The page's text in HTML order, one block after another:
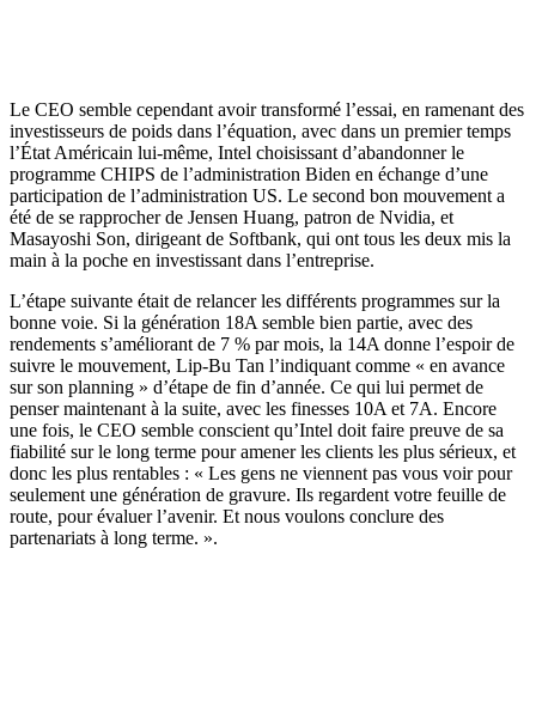
Le CEO semble cependant avoir transformé l’essai, en ramenant des
investisseurs de poids dans l’équation, avec dans un premier temps
l’État Américain lui-même, Intel choisissant d’abandonner le
programme CHIPS de l’administration Biden en échange d’une
participation de l’administration US. Le second bon mouvement a
été de se rapprocher de Jensen Huang, patron de Nvidia, et
Masayoshi Son, dirigeant de Softbank, qui ont tous les deux mis la
main à la poche en investissant dans l’entreprise.
L’étape suivante était de relancer les différents programmes sur la
bonne voie. Si la génération 18A semble bien partie, avec des
rendements s’améliorant de 7 % par mois, la 14A donne l’espoir de
suivre le mouvement, Lip-Bu Tan l’indiquant comme « en avance
sur son planning » d’étape de fin d’année. Ce qui lui permet de
penser maintenant à la suite, avec les finesses 10A et 7A. Encore
une fois, le CEO semble conscient qu’Intel doit faire preuve de sa
fiabilité sur le long terme pour amener les clients les plus sérieux, et
donc les plus rentables : « Les gens ne viennent pas vous voir pour
seulement une génération de gravure. Ils regardent votre feuille de
route, pour évaluer l’avenir. Et nous voulons conclure des
partenariats à long terme. ».